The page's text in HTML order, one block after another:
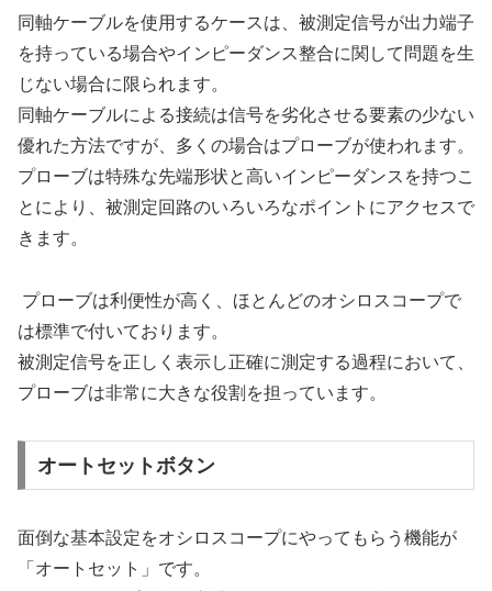
同軸ケーブルを使用するケースは、被測定信号が出力端子
を持っている場合やインピーダンス整合に関して問題を生
じない場合に限られます。
同軸ケーブルによる接続は信号を劣化させる要素の少ない
優れた方法ですが、多くの場合はプローブが使われます。
プローブは特殊な先端形状と高いインピーダンスを持つこ
とにより、被測定回路のいろいろなポイントにアクセスで
きます。
プローブは利便性が高く、ほとんどのオシロスコープで
は標準で付いております。
被測定信号を正しく表示し正確に測定する過程において、
プローブは非常に大きな役割を担っています。
オートセットボタン
面倒な基本設定をオシロスコープにやってもらう機能が
「オートセット」です。